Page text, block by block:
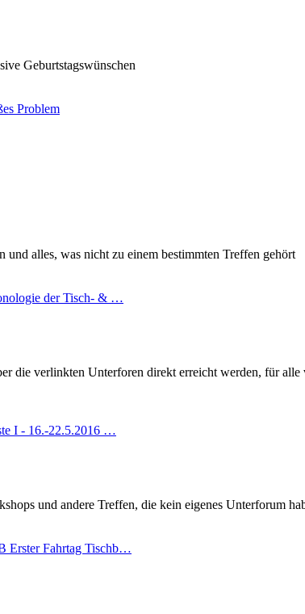
Geburtstagswünschen
Problem
und alles, was nicht zu einem bestimmten Treffen gehört
der Tisch- & …
die verlinkten Unterforen direkt erreicht werden, für alle
I - 16.-22.5.2016 …
und andere Treffen, die kein eigenes Unterforum
Erster Fahrtag Tischb…